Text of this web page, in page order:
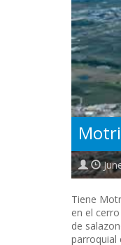
Tiene
en el
de
parroquial